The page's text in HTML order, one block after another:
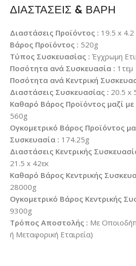
ΔΙΑΣΤΑΣΕΙΣ & ΒΑΡΗ
Διαστάσεις Προϊόντος : 19.5 x 4.2
Βάρος Προϊόντος : 520g
Τύπος Συσκευασίας : Έγχρωμη
Ποσότητα ανά Συσκευασία : 1τεμ
Ποσότητα ανά Κεντρική
Διαστάσεις Συσκευασίας : 20.5 x
Καθαρό Βάρος Προϊόντος μαζί
560g
Ογκομετρικό Βάρος Προϊόντος
Συσκευασία : 174.25g
Διαστάσεις Κεντρικής
21.5 x 42εκ
Καθαρό Βάρος Κεντρικής
28000g
Ογκομετρικό Βάρος Κεντρικής
9300g
Τρόπος Αποστολής : Με
ή Μεταφορική Εταιρεία)